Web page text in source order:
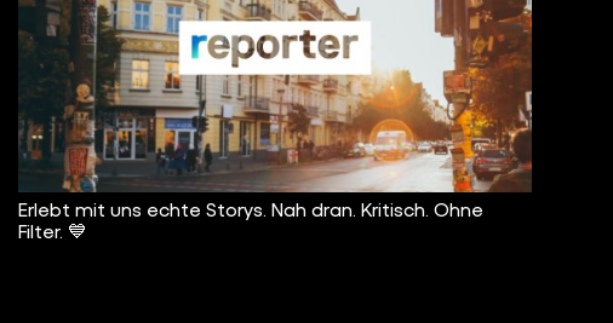
Erlebt mit uns echte Storys. Nah dran. Kritisch. Ohne
Filter. 💙